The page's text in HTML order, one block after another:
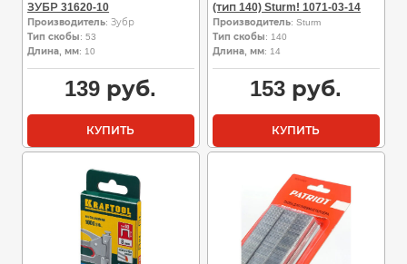
ЗУБР 31620-10
Производитель: Зубр
Тип скобы: 53
Длина, мм: 10
139 руб.
КУПИТЬ
(тип 140) Sturm! 1071-03-14
Производитель: Sturm
Тип скобы: 140
Длина, мм: 14
153 руб.
КУПИТЬ